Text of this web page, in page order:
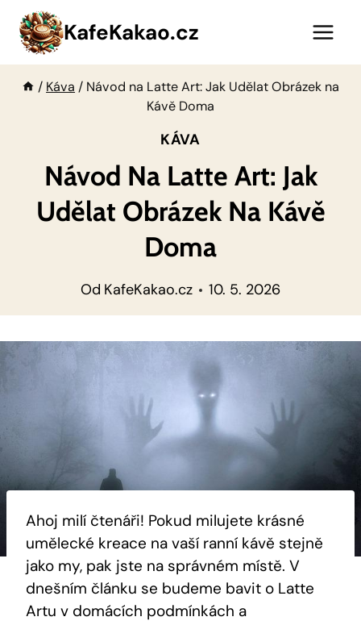
Přeskočit
obsah
KafeKakao.cz
/ Káva / Návod na Latte Art: Jak Udělat Obrázek na
Kávě Doma
KÁVA
Návod Na Latte Art: Jak
Udělat Obrázek Na Kávě
Doma
Od KafeKakao.cz 10. 5. 2026
Ahoj milí čtenáři! Pokud milujete krásné
umělecké kreace na vaší ranní kávě stejně
jako my, pak jste na správném místě. V
dnešním článku se budeme bavit o Latte
Artu v domácích podmínkách a